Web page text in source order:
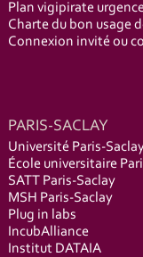
Plan vigipirate
Charte du bon usage
Connexion invité ou
PARIS-SACLAY
Université Paris-
École universitaire
SATT Paris-Saclay
MSH Paris-Saclay
Plug in labs
IncubAlliance
Institut DATAIA